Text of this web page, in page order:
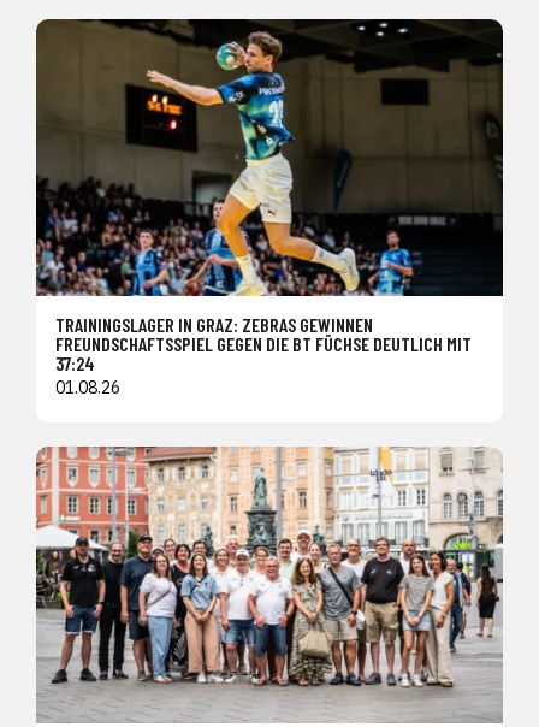
TRAININGSLAGER IN GRAZ: ZEBRAS GEWINNEN
FREUNDSCHAFTSSPIEL GEGEN DIE BT FÜCHSE DEUTLICH MIT
37:24
01.08.26